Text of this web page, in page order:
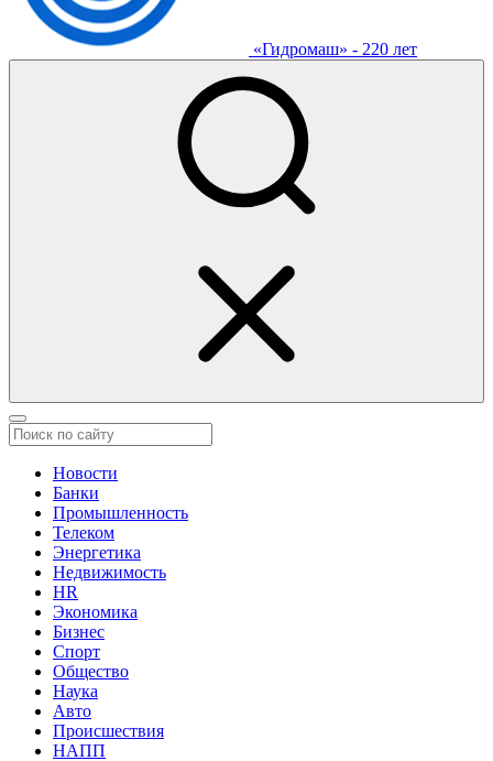
«Гидромаш» - 220 лет
Новости
Банки
Промышленность
Телеком
Энергетика
Недвижимость
HR
Экономика
Бизнес
Спорт
Общество
Наука
Авто
Происшествия
НАПП